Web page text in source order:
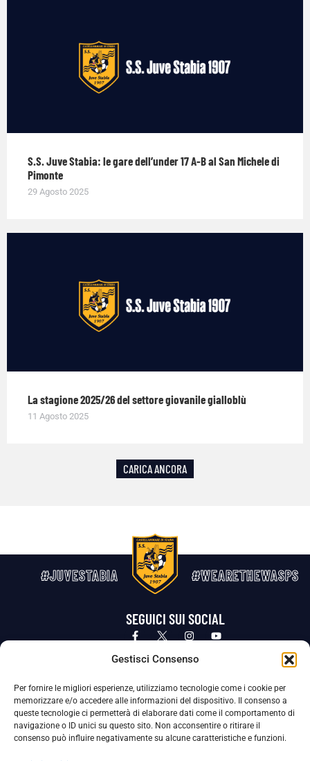
Gestisci Consenso
Per fornire le migliori esperienze, utilizziamo tecnologie come i cookie per
memorizzare e/o accedere alle informazioni del dispositivo. Il consenso a
queste tecnologie ci permetterà di elaborare dati come il comportamento di
navigazione o ID unici su questo sito. Non acconsentire o ritirare il
consenso può influire negativamente su alcune caratteristiche e funzioni.
S.S. Juve Stabia: le gare dell’under 17 A-B al San Michele di
Pimonte
29 Agosto 2025
La stagione 2025/26 del settore giovanile gialloblù
11 Agosto 2025
CARICA ANCORA
#JUVESTABIA #WEARETHEWASPS
SEGUICI SUI SOCIAL
Privacy Policy Cookie Policy
La Società ha nominato il Responsabile della Protezione dei Dati Personali (DPO), figura specializzata che vigila sulle modalità
adottate dalla nostra Società per tutelare i Suoi dati personali.
Per contattare il DPO può scrivere a